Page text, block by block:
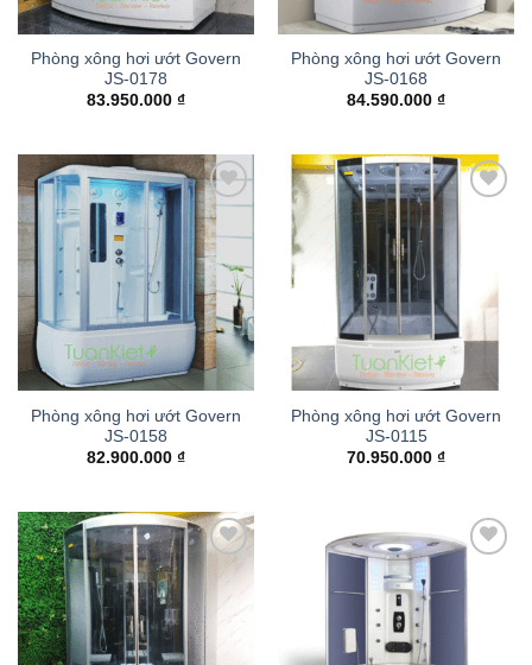
Phòng xông hơi ướt Govern
JS-0178
83.950.000 ₫
Phòng xông hơi ướt Govern
JS-0168
84.590.000 ₫
Add to
wishlist
Phòng xông hơi ướt Govern
JS-0158
82.900.000 ₫
Phòng xông hơi ướt Govern
JS-0115
70.950.000 ₫
wishlist